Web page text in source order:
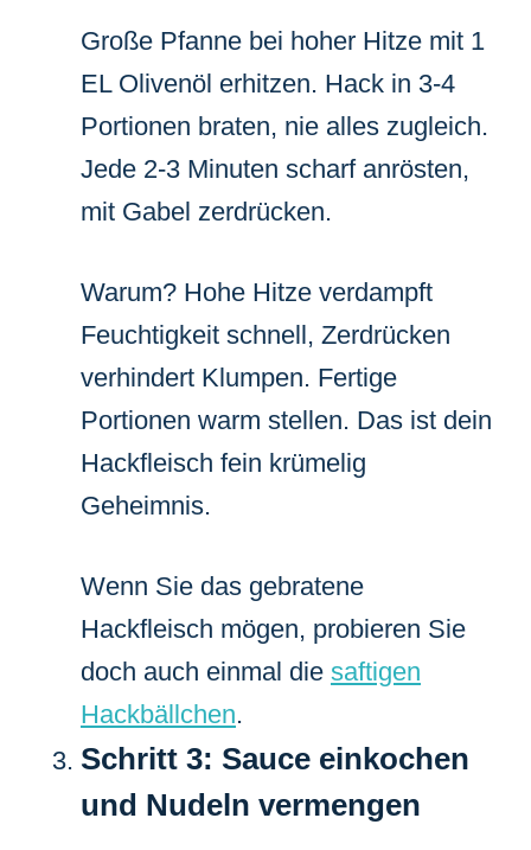
Große Pfanne bei hoher Hitze mit 1
EL Olivenöl erhitzen. Hack in 3-4
Portionen braten, nie alles zugleich.
Jede 2-3 Minuten scharf anrösten,
mit Gabel zerdrücken.
Warum? Hohe Hitze verdampft
Feuchtigkeit schnell, Zerdrücken
verhindert Klumpen. Fertige
Portionen warm stellen. Das ist dein
Hackfleisch fein krümelig
Geheimnis.
Wenn Sie das gebratene
Hackfleisch mögen, probieren Sie
doch auch einmal die saftigen
Hackbällchen.
Schritt 3: Sauce einkochen
und Nudeln vermengen